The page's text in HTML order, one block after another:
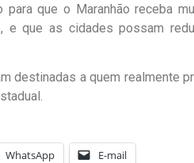
para que o Maranhão receba
e que as cidades possam
destinadas a quem realmente
WhatsApp E-mail